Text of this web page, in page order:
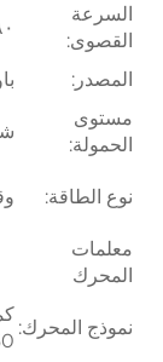
السرعة
القصوى:
٨٠
المصدر:
مستوى
الحمولة:
نوع الطاقة:
معلمات
المحرك
نموذج المحرك: